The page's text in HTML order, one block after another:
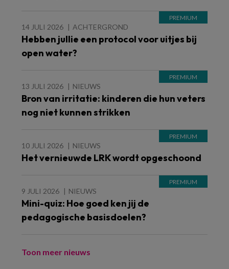
14 JULI 2026 ACHTERGROND
Hebben jullie een protocol voor uitjes bij
open water?
13 JULI 2026 NIEUWS
Bron van irritatie: kinderen die hun veters
nog niet kunnen strikken
10 JULI 2026 NIEUWS
Het vernieuwde LRK wordt opgeschoond
9 JULI 2026 NIEUWS
Mini-quiz: Hoe goed ken jij de
pedagogische basisdoelen?
Toon meer nieuws